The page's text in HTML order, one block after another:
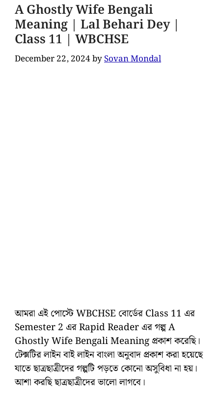
A Ghostly Wife Bengali
Meaning | Lal Behari Dey |
Class 11 | WBCHSE
December 22, 2024bySovan Mondal
আমরা এই পোস্টে WBCHSE বোর্ডের Class 11 এর
Semester 2 এর Rapid Reader এর গল্প A
Ghostly Wife Bengali Meaning প্রকাশ করেছি।
টেক্সটির লাইন বাই লাইন বাংলা অনুবাদ প্রকাশ করা হয়েছে
যাতে ছাত্রছাত্রীদের গল্পটি পড়তে কোনো অসুবিধা না হয়।
আশা করছি ছাত্রছাত্রীদের ভালো লাগবে।